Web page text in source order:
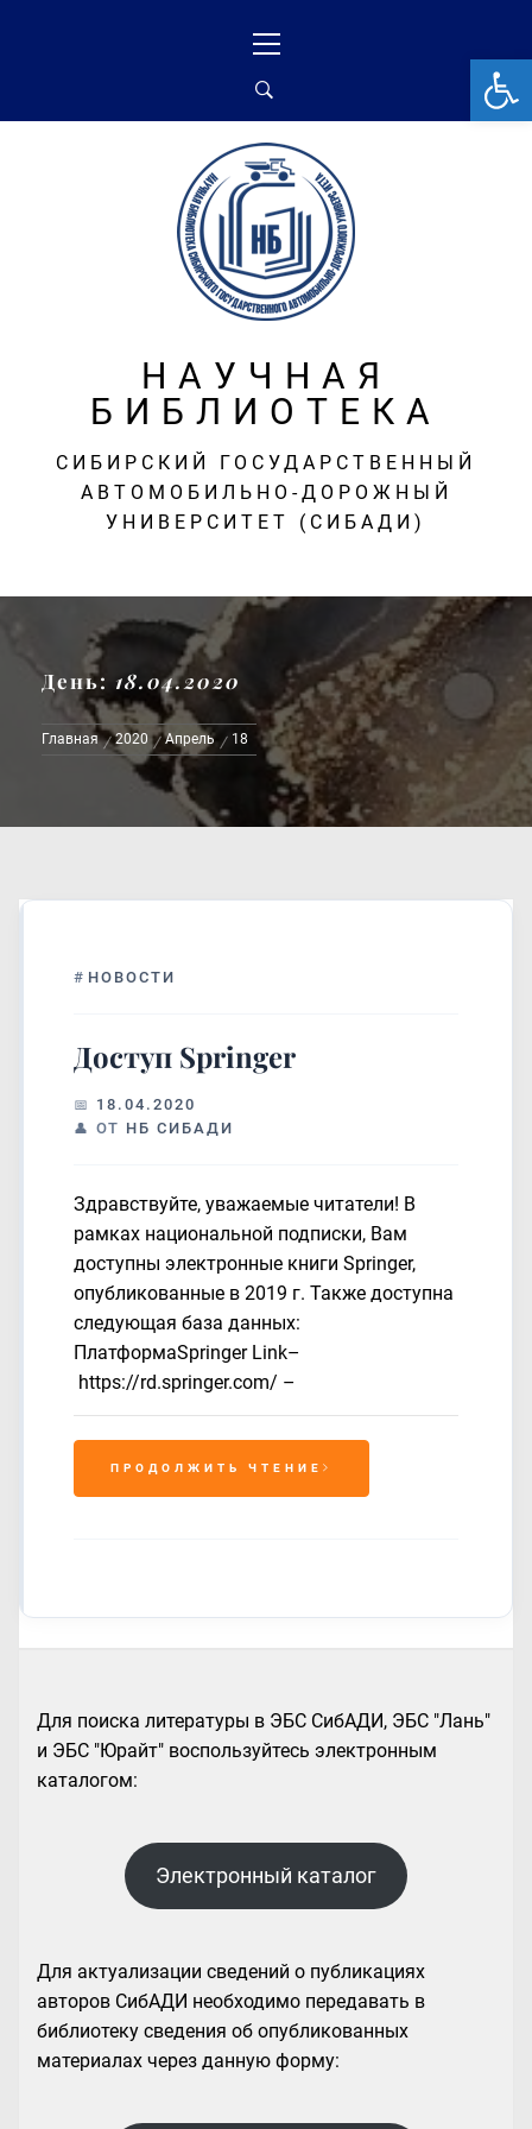
меню
НАУЧНАЯ
БИБЛИОТЕКА
СИБИРСКИЙ ГОСУДАРСТВЕННЫЙ
АВТОМОБИЛЬНО-ДОРОЖНЫЙ
УНИВЕРСИТЕТ (СИБАДИ)
День: 18.04.2020
Главная 2020 Апрель 18
# НОВОСТИ
Доступ Springer
18.04.2020
ОТ НБ СИБАДИ
Здравствуйте, уважаемые читатели! В
рамках национальной подписки, Вам
доступны электронные книги Springer,
опубликованные в 2019 г. Также доступна
следующая база данных:
ПлатформаSpringer Link–
https://rd.springer.com/ –
ПРОДОЛЖИТЬ ЧТЕНИЕ
Для поиска литературы в ЭБС СибАДИ, ЭБС "Лань"
и ЭБС "Юрайт" воспользуйтесь электронным
каталогом:
Электронный каталог
Для актуализации сведений о публикациях
авторов СибАДИ необходимо передавать в
библиотеку сведения об опубликованных
материалах через данную форму: